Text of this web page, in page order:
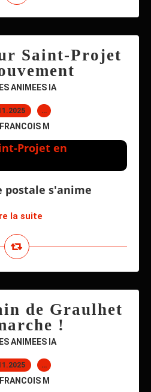
Saint-Projet
ANIMEES IA
…
M
postale s'anime
la suite
de Graulhet
!
ANIMEES IA
…
M